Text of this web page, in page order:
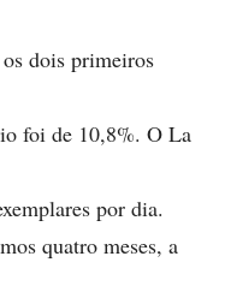
dois primeiros
foi de 10,8%. O La
por dia.
quatro meses, a